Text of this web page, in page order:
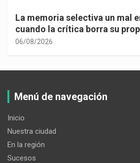
La memoria selectiva un mal
cuando la crítica borra su
06/08/2026
Menú de navegación
Inicio
Nuestra ciudad
En la región
Sucesos